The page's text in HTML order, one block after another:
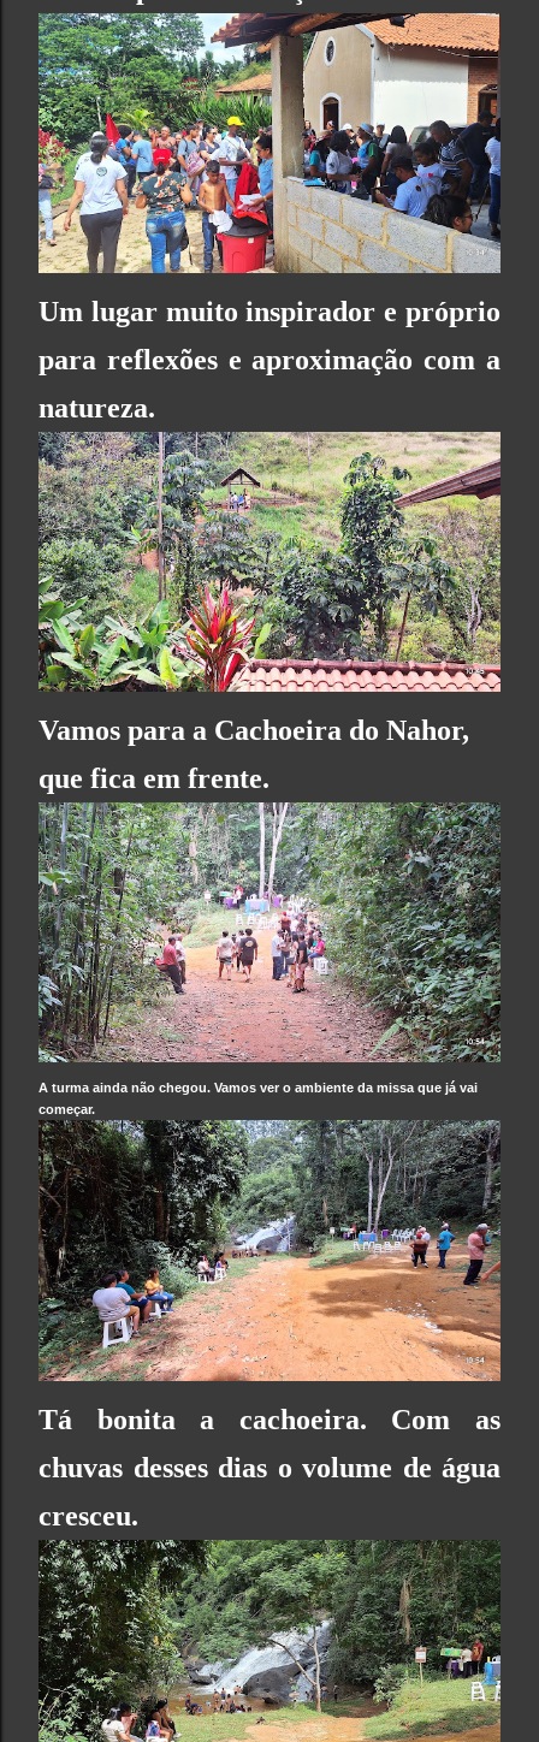
Um lugar muito inspirador e próprio
para reflexões e aproximação com a
natureza.
Vamos para a Cachoeira do Nahor,
que fica em frente.
A turma ainda não chegou. Vamos ver o ambiente da missa que já vai
começar.
Tá bonita a cachoeira. Com as
chuvas desses dias o volume de água
cresceu.